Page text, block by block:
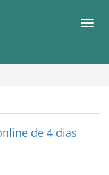
de 4 dias